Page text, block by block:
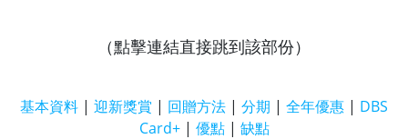
（點擊連結直接跳到該部份）
基本資料 | 迎新獎賞 | 回贈方法 | 分期 | 全年優惠 | DBS
Card+| 優點| 缺點